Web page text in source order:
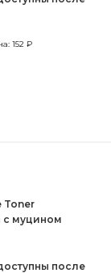
152 ₽
Toner
муцином
после